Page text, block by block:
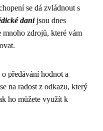
se dá zvládnout s
danijsou dnes
mnoho zdrojů, které vám
předávání hodnot a
na radost z odkazu, který
ho můžete využít k